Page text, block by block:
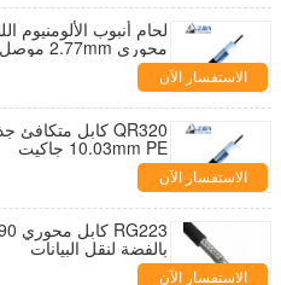
محوري 2.77mm موصل CCA
الاستفسار الآن
10.03mm PE جاكيت
الاستفسار الآن
بالفضة لنقل البيانات
الاستفسار الآن